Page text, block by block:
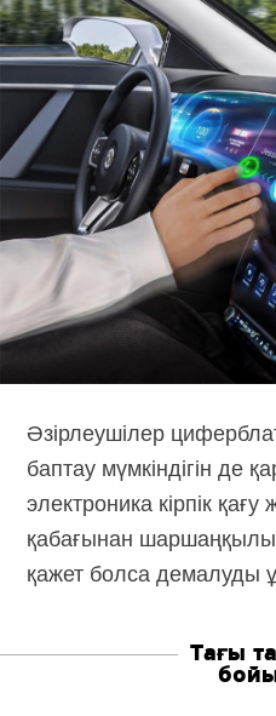
Әзірлеушілер
баптау мүмкіндігін де
электроника кірпік
қабағынан
қажет болса демалуды
Тағы